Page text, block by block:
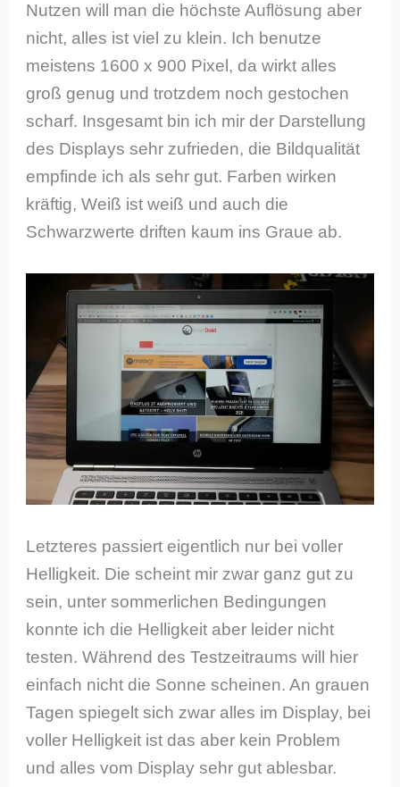
Nutzen will man die höchste Auflösung aber
nicht, alles ist viel zu klein. Ich benutze
meistens 1600 x 900 Pixel, da wirkt alles
groß genug und trotzdem noch gestochen
scharf. Insgesamt bin ich mir der Darstellung
des Displays sehr zufrieden, die Bildqualität
empfinde ich als sehr gut. Farben wirken
kräftig, Weiß ist weiß und auch die
Schwarzwerte driften kaum ins Graue ab.
Letzteres passiert eigentlich nur bei voller
Helligkeit. Die scheint mir zwar ganz gut zu
sein, unter sommerlichen Bedingungen
konnte ich die Helligkeit aber leider nicht
testen. Während des Testzeitraums will hier
einfach nicht die Sonne scheinen. An grauen
Tagen spiegelt sich zwar alles im Display, bei
voller Helligkeit ist das aber kein Problem
und alles vom Display sehr gut ablesbar.